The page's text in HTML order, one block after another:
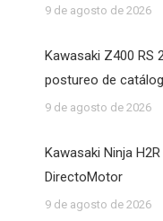
9 de agosto de 2026
Kawasaki Z400 RS
postureo de
9 de agosto de 2026
Kawasaki Ninja
DirectoMotor
9 de agosto de 2026